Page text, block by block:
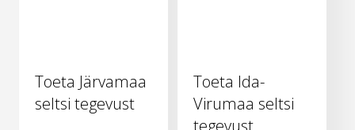
Toeta Järvamaa
seltsi tegevust
Toeta Ida-
Virumaa seltsi